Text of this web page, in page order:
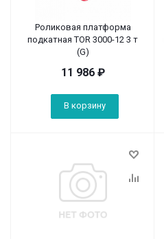
Роликовая платформа
подкатная TOR 3000-12 3 т
(G)
11 986₽
В корзину